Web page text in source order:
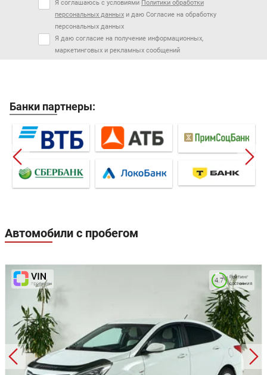
Я соглашаюсь с условиями Политики обработки
персональных данных и даю Согласие на обработку
персональных данных
Я даю согласие на получение информационных,
маркетинговых и рекламных сообщений
Банки партнеры:
Автомобили с пробегом
Рейтинг
состояния
4.7